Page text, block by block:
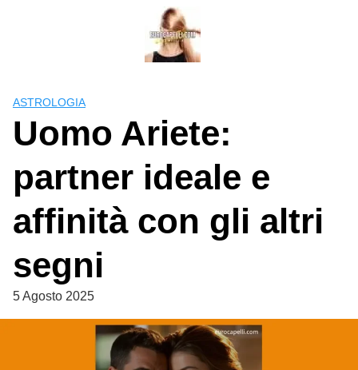
ASTROLOGIA
Uomo Ariete:
partner ideale e
affinità con gli altri
segni
5 Agosto 2025